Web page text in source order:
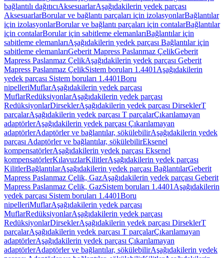
bağlantılı dağıtıcıAksesuarlarAşağıdakilerin yedek parçası
AksesuarlarBorular ve bağlantı parçaları için izolasyonlarBağlantılar
için izolasyonlarBorular ve bağlantı parçaları için contalarBağlantılar
için contalarBorular için sabitleme elemanlarıBağlantılar için
sabitleme elemanlarıAşağıdakilerin yedek parçası Bağlantılar için
sabitleme elemanlarıGeberit Mapress Paslanmaz ÇelikGeberit
Mapress Paslanmaz ÇelikAşağıdakilerin yedek parçası Geberit
Mapress Paslanmaz ÇelikSistem boruları 1.4401 Aşağıdakilerin
yedek parçası Sistem boruları 1.4401Boru
nipelleriMuflarAşağıdakilerin yedek parçası
MuflarRedüksiyonlarAşağıdakilerin yedek parçası
RedüksiyonlarDirseklerAşağıdakilerin yedek parçası DirseklerT
parçalarAşağıdakilerin yedek parçası T parçalarÇıkarılamayan
adaptörlerAşağıdakilerin yedek parçası Çıkarılamayan
adaptörlerAdaptörler ve bağlantılar, sökülebilirAşağıdakilerin yedek
parçası Adaptörler ve bağlantılar, sökülebilirEksenel
kompensatörlerAşağıdakilerin yedek parçası Eksenel
kompensatörlerKılavuzlarKilitlerAşağıdakilerin yedek parçası
KilitlerBağlantılarAşağıdakilerin yedek parçası BağlantılarGeberit
Mapress Paslanmaz Çelik, GazAşağıdakilerin yedek parçası Geberit
Mapress Paslanmaz Çelik, GazSistem boruları 1.4401 Aşağıdakilerin
yedek parçası Sistem boruları 1.4401Boru
nipelleriMuflarAşağıdakilerin yedek parçası
MuflarRedüksiyonlarAşağıdakilerin yedek parçası
RedüksiyonlarDirseklerAşağıdakilerin yedek parçası DirseklerT
parçalarAşağıdakilerin yedek parçası T parçalarÇıkarılamayan
adaptörlerAşağıdakilerin yedek parçası Çıkarılamayan
adaptörlerAdaptörler ve bağlantılar, sökülebilirAşağıdakilerin yedek